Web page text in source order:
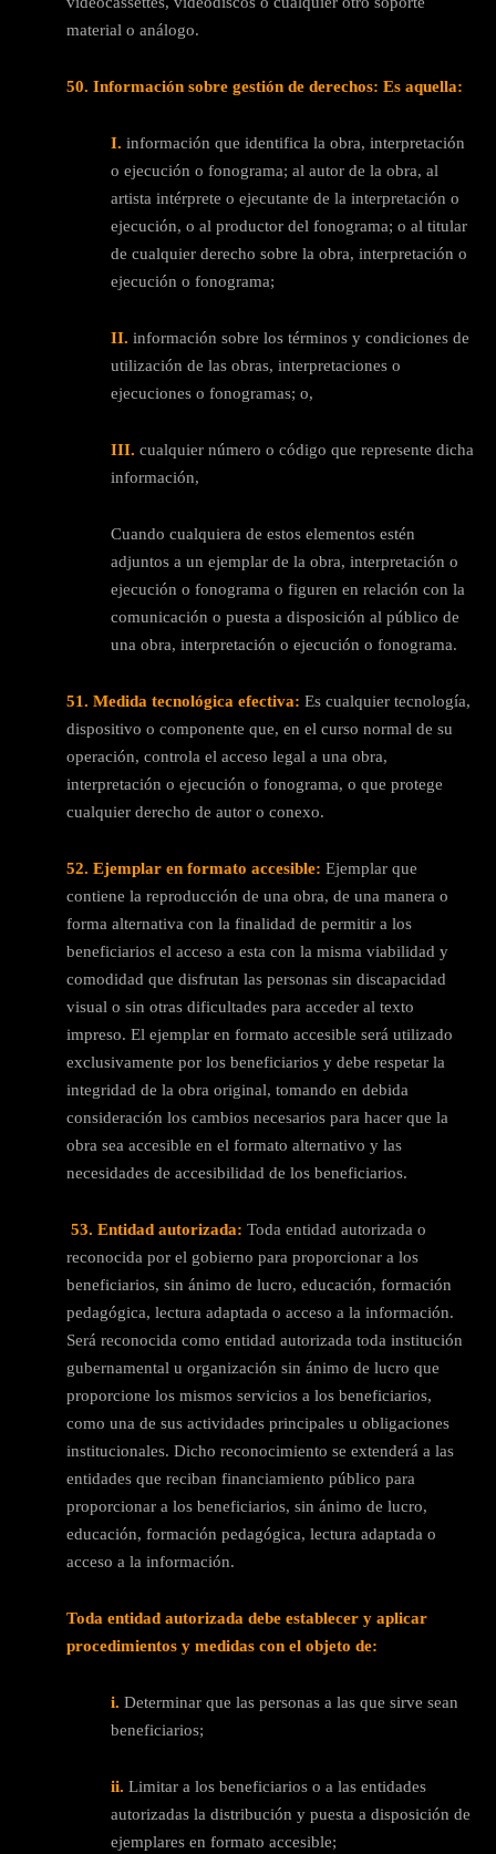
material o análogo.
50. Información sobre gestión de derechos: Es aquella:
I. información que identifica la obra, interpretación
o ejecución o fonograma; al autor de la obra, al
artista intérprete o ejecutante de la interpretación o
ejecución, o al productor del fonograma; o al titular
de cualquier derecho sobre la obra, interpretación o
ejecución o fonograma;
II. información sobre los términos y condiciones de
utilización de las obras, interpretaciones o
ejecuciones o fonogramas; o,
III. cualquier número o código que represente dicha
información,
Cuando cualquiera de estos elementos estén
adjuntos a un ejemplar de la obra, interpretación o
ejecución o fonograma o figuren en relación con la
comunicación o puesta a disposición al público de
una obra, interpretación o ejecución o fonograma.
51. Medida tecnológica efectiva: Es cualquier tecnología,
dispositivo o componente que, en el curso normal de su
operación, controla el acceso legal a una obra,
interpretación o ejecución o fonograma, o que protege
cualquier derecho de autor o conexo.
52. Ejemplar en formato accesible: Ejemplar que
contiene la reproducción de una obra, de una manera o
forma alternativa con la finalidad de permitir a los
beneficiarios el acceso a esta con la misma viabilidad y
comodidad que disfrutan las personas sin discapacidad
visual o sin otras dificultades para acceder al texto
impreso. El ejemplar en formato accesible será utilizado
exclusivamente por los beneficiarios y debe respetar la
integridad de la obra original, tomando en debida
consideración los cambios necesarios para hacer que la
obra sea accesible en el formato alternativo y las
necesidades de accesibilidad de los beneficiarios.
53. Entidad autorizada: Toda entidad autorizada o
reconocida por el gobierno para proporcionar a los
beneficiarios, sin ánimo de lucro, educación, formación
pedagógica, lectura adaptada o acceso a la información.
Será reconocida como entidad autorizada toda institución
gubernamental u organización sin ánimo de lucro que
proporcione los mismos servicios a los beneficiarios,
como una de sus actividades principales u obligaciones
institucionales. Dicho reconocimiento se extenderá a las
entidades que reciban financiamiento público para
proporcionar a los beneficiarios, sin ánimo de lucro,
educación, formación pedagógica, lectura adaptada o
acceso a la información.
Toda entidad autorizada debe establecer y aplicar
procedimientos y medidas con el objeto de:
i. Determinar que las personas a las que sirve sean
beneficiarios;
ii. Limitar a los beneficiarios o a las entidades
autorizadas la distribución y puesta a disposición de
ejemplares en formato accesible;